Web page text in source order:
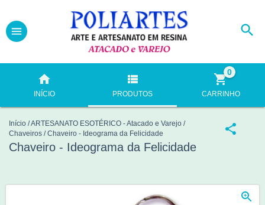
INÍCIO PRODUTOS CARRINHO
0
Início /ARTESANATO ESOTÉRICO - Atacado e Varejo /
Chaveiros / Chaveiro - Ideograma da Felicidade
Chaveiro - Ideograma da Felicidade